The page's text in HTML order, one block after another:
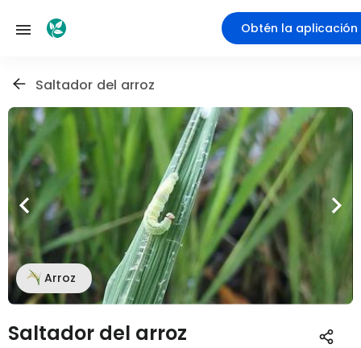
Obtén la aplicación
Saltador del arroz
Arroz
Saltador del arroz